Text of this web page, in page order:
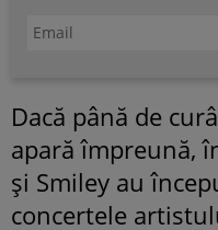
Dacă până de
apară împreună,
și Smiley au
concertele